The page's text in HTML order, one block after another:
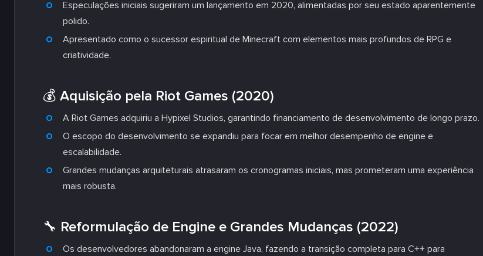
Especulações iniciais sugeriram um lançamento em 2020, alimentadas por seu estado aparentemente
polido.
Apresentado como o sucessor espiritual de Minecraft com elementos mais profundos de RPG e
criatividade.
💰 Aquisição pela Riot Games (2020)
A Riot Games adquiriu a Hypixel Studios, garantindo financiamento de desenvolvimento de longo prazo.
O escopo do desenvolvimento se expandiu para focar em melhor desempenho de engine e
escalabilidade.
Grandes mudanças arquiteturais atrasaram os cronogramas iniciais, mas prometeram uma experiência
mais robusta.
🔧 Reformulação de Engine e Grandes Mudanças (2022)
Os desenvolvedores abandonaram a engine Java, fazendo a transição completa para C++ para